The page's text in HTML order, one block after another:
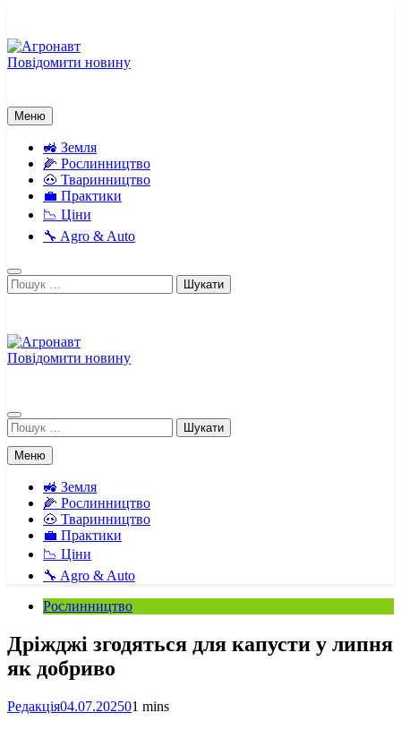
вмісту
Повідомити новину
Меню
🚜 Земля
🌽 Рослинництво
🐽 Тваринництво
💼 Практики
📉 Ціни
🔧 Agro & Auto
Пошук:
Повідомити новину
Пошук:
Меню
🚜 Земля
🌽 Рослинництво
🐽 Тваринництво
💼 Практики
📉 Ціни
🔧 Agro & Auto
Рослинництво
Дріжджі згодяться для капусти у липня
як добриво
Редакція04.07.202501 mins